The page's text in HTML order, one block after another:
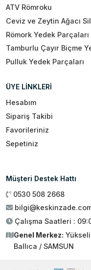
ATV Römroku
Ceviz ve Zeytin Ağacı
Römork Yedek Parçaları
Tamburlu Çayır Biçme
Pulluk Yedek Parçaları
ÜYE LİNKLERİ
Hesabım
Sipariş Takibi
Favorileriniz
Sepetiniz
Müşteri Destek Hattı
0530 508 2668
Çalışma Saatleri :
Genel Merkez:
Ballıca / SAMSUN